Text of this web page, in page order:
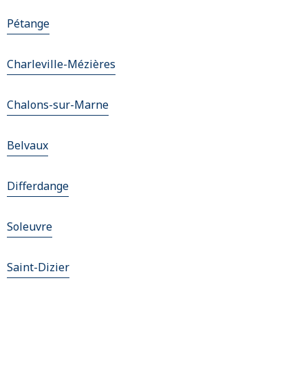
Pétange
Charleville-Mézières
Chalons-sur-Marne
Belvaux
Differdange
Soleuvre
Saint-Dizier